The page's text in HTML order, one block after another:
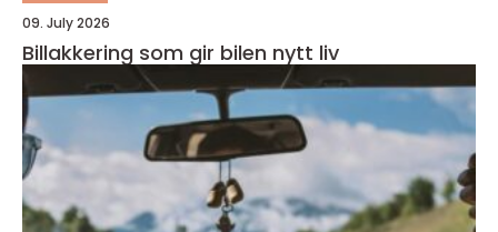
09. July 2026
Billakkering som gir bilen nytt liv